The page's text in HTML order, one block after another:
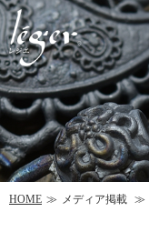
HOME メディア掲載